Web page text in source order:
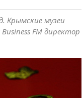
Крымские музеи
FM директор